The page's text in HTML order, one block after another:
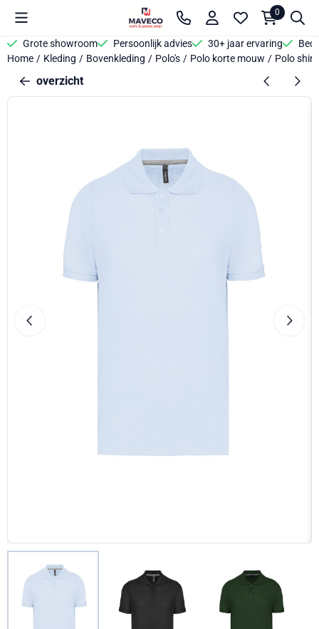
Cookievoorkeuren zijn beschikbaar. Kies instellingen of sta alle
0
Grote showroom Persoonlijk advies 30+ jaar ervaring
Home / Kleding / Bovenkleding / Polo's / Polo korte mouw / Polo
overzicht